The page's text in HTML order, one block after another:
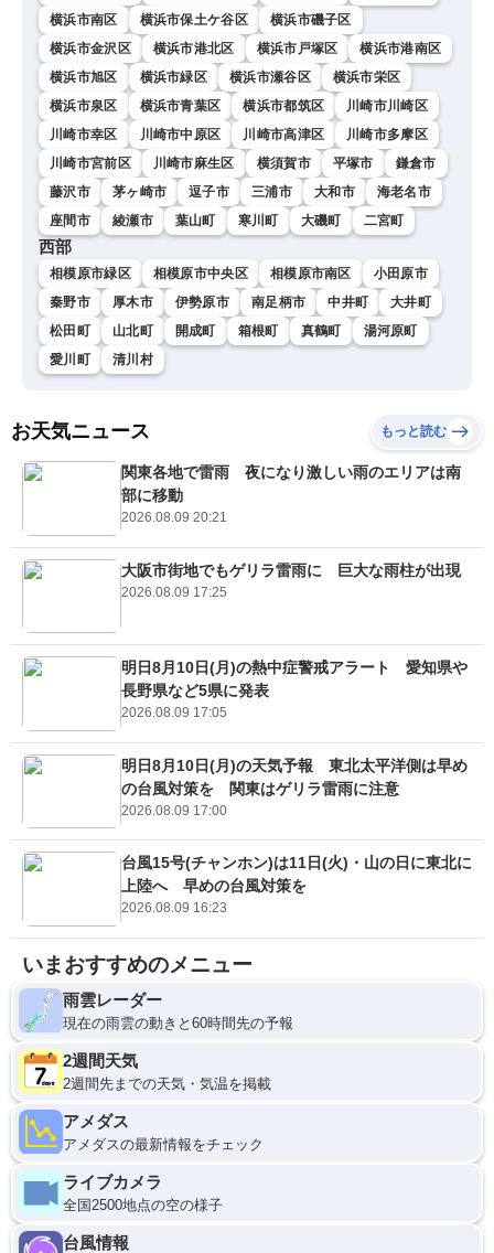
横浜市南区 横浜市保土ケ谷区
横浜市磯子区
横浜市金沢区
横浜市港北区 横浜市戸塚区
横浜市港南区
横浜市旭区
横浜市緑区 横浜市瀬谷区
横浜市栄区
横浜市泉区
横浜市青葉区 横浜市都筑区
川崎市川崎区
川崎市幸区
川崎市中原区 川崎市高津区
川崎市多摩区
川崎市宮前区
川崎市麻生区 横須賀市 平塚市
鎌倉市
藤沢市
茅ヶ崎市 逗子市 三浦市 大和市
海老名市
座間市
綾瀬市 葉山町 寒川町 大磯町 二宮町
西部
相模原市緑区 相模原市中央区 相模原市南区
小田原市
秦野市
厚木市 伊勢原市 南足柄市 中井町
大井町
松田町
山北町 開成町 箱根町 真鶴町
湯河原町
愛川町
清川村
お天気ニュース もっと読む
関東各地で雷雨 夜になり激しい雨のエリアは南
部に移動
2026.08.09 20:21
大阪市街地でもゲリラ雷雨に 巨大な雨柱が出現
2026.08.09 17:25
明日8月10日(月)の熱中症警戒アラート 愛知県や
長野県など5県に発表
2026.08.09 17:05
明日8月10日(月)の天気予報 東北太平洋側は早め
の台風対策を 関東はゲリラ雷雨に注意
2026.08.09 17:00
台風15号(チャンホン)は11日(火)・山の日に東北に
上陸へ 早めの台風対策を
2026.08.09 16:23
いまおすすめのメニュー
雨雲レーダー
現在の雨雲の動きと60時間先の予報
2週間天気
2週間先までの天気・気温を掲載
アメダス
アメダスの最新情報をチェック
ライブカメラ
全国2500地点の空の様子
台風情報